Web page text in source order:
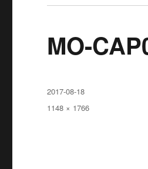
MO-
Publié
le
2017-08-18
Taille
1148 × 1766